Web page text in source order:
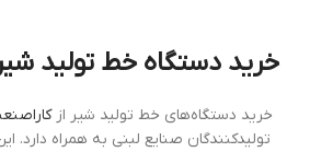
خرید دستگاه خط تولید
خرید دستگاه‌های خط تولید شیر از
تولیدکنندگان صنایع لبنی به همراه دارد.